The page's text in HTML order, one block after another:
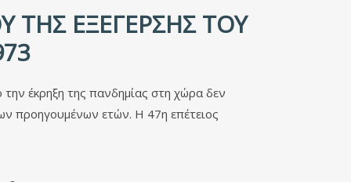
ΤΗΣ ΕΞΈΓΕΡΣΗΣ ΤΟΥ
έκρηξη της πανδημίας στη χώρα δεν
προηγουμένων ετών. Η 47η επέτειος